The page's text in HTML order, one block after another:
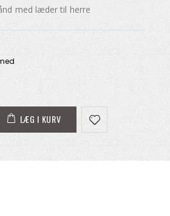
med læder til herre
LÆG I KURV